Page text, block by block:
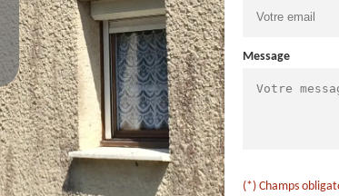
Message
(*) Champs